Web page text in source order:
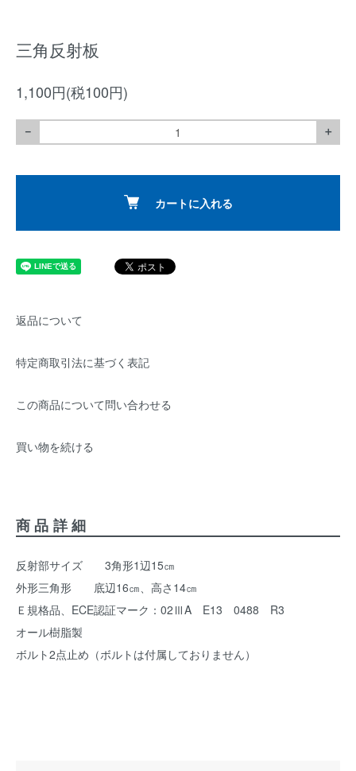
三角反射板
1,100円(税100円)
－ ＋
カートに入れる
返品について
特定商取引法に基づく表記
この商品について問い合わせる
買い物を続ける
商品詳細
反射部サイズ 3角形1辺15㎝
外形三角形 底辺16㎝、高さ14㎝
Ｅ規格品、ECE認証マーク：02ⅢA E13 0488 R3
オール樹脂製
ボルト2点止め（ボルトは付属しておりません）